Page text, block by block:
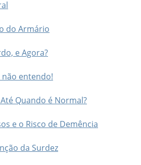
do Armário
e Agora?
não entendo!
Quando é Normal?
e o Risco de Demência
da Surdez